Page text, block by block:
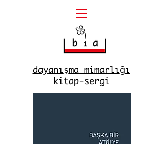
dayanışma mimarlığı
kitap-sergi